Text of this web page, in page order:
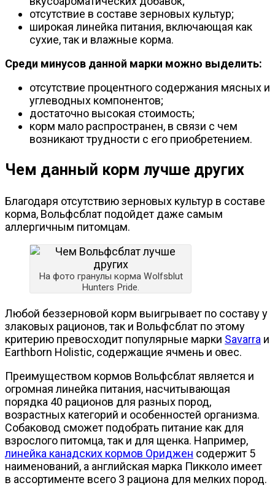
отсутствие в составе зерновых культур;
широкая линейка питания, включающая как
сухие, так и влажные корма.
Среди минусов данной марки можно выделить:
отсутствие процентного содержания мясных и
углеводных компонентов;
достаточно высокая стоимость;
корм мало распространен, в связи с чем
возникают трудности с его приобретением.
Чем данный корм лучше других
Благодаря отсутствию зерновых культур в составе
корма, Вольфсблат подойдет даже самым
аллергичным питомцам.
На фото гранулы корма Wolfsblut
Hunters Pride.
Любой беззерновой корм выигрывает по составу у
злаковых рационов, так и Вольфсблат по этому
критерию превосходит популярные марки Savarra и
Earthborn Holistic, содержащие ячмень и овес.
Преимуществом кормов Вольфсблат является и
огромная линейка питания, насчитывающая
порядка 40 рационов для разных пород,
возрастных категорий и особенностей организма.
Собаковод сможет подобрать питание как для
взрослого питомца, так и для щенка. Например,
линейка канадских кормов Ориджен содержит 5
наименований, а английская марка Пикколо имеет
в ассортименте всего 3 рациона для мелких пород.